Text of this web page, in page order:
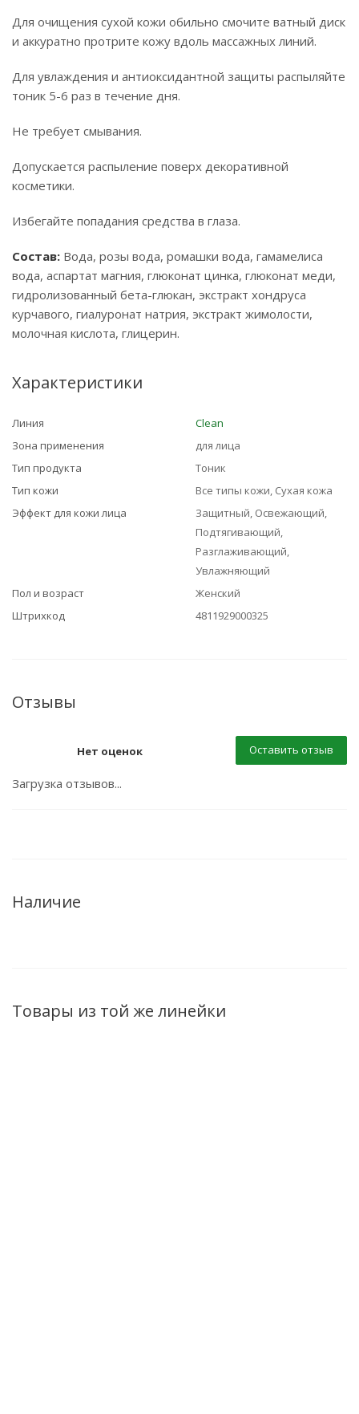
Для очищения сухой кожи обильно смочите ватный диск
и аккуратно протрите кожу вдоль массажных линий.
Для увлаждения и антиоксидантной защиты распыляйте
тоник 5-6 раз в течение дня.
Не требует смывания.
Допускается распыление поверх декоративной
косметики.
Избегайте попадания средства в глаза.
Состав: Вода, розы вода, ромашки вода, гамамелиса
вода, аспартат магния, глюконат цинка, глюконат меди,
гидролизованный бета-глюкан, экстракт хондруса
курчавого, гиалуронат натрия, экстракт жимолости,
молочная кислота, глицерин.
Характеристики
Линия
Clean
Зона применения
для лица
Тип продукта
Тоник
Тип кожи
Все типы кожи, Сухая кожа
Эффект для кожи лица
Защитный, Освежающий,
Подтягивающий,
Разглаживающий,
Увлажняющий
Пол и возраст
Женский
Штрихкод
4811929000325
Отзывы
Нет оценок Оставить отзыв
Загрузка отзывов...
Наличие
Товары из той же линейки